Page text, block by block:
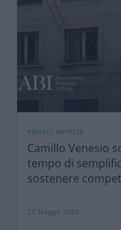
PRIVATI, IMPRESE
Camillo Venesio
tempo di
sostenere
27 Maggio 2026